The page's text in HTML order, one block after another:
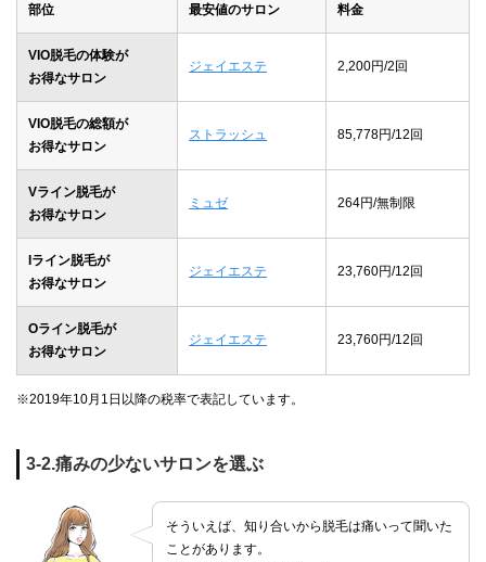
部位 最安値のサロン 料金
VIO脱毛の体験が
お得なサロン
ジェイエステ 2,200円/2回
VIO脱毛の総額が
お得なサロン
ストラッシュ 85,778円/12回
Vライン脱毛が
お得なサロン
ミュゼ 264円/無制限
Iライン脱毛が
お得なサロン
ジェイエステ 23,760円/12回
Oライン脱毛が
お得なサロン
ジェイエステ 23,760円/12回
※2019年10月1日以降の税率で表記しています。
3-2.痛みの少ないサロンを選ぶ
そういえば、知り合いから脱毛は痛いって聞いた
ことがあります。